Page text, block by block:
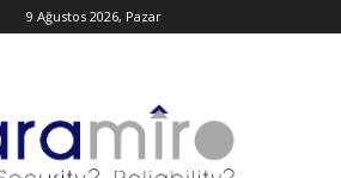
9 Ağustos 2026, Pazar